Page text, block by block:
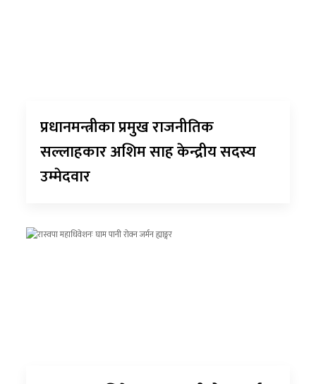
प्रधानमन्त्रीका प्रमुख राजनीतिक
सल्लाहकार अशिम साह केन्द्रीय सदस्य
उम्मेदवार